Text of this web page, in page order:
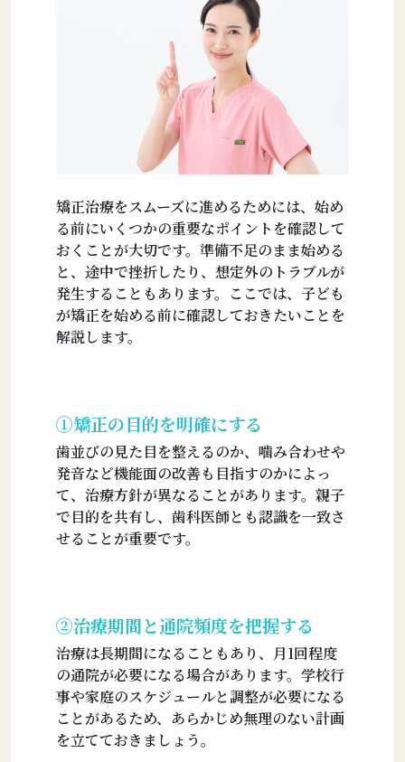
矯正治療をスムーズに進めるためには、始め
る前にいくつかの重要なポイントを確認して
おくことが大切です。準備不足のまま始める
と、途中で挫折したり、想定外のトラブルが
発生することもあります。ここでは、子ども
が矯正を始める前に確認しておきたいことを
解説します。
①矯正の目的を明確にする
歯並びの見た目を整えるのか、噛み合わせや
発音など機能面の改善も目指すのかによっ
て、治療方針が異なることがあります。親子
で目的を共有し、歯科医師とも認識を一致さ
せることが重要です。
②治療期間と通院頻度を把握する
治療は長期間になることもあり、月1回程度
の通院が必要になる場合があります。学校行
事や家庭のスケジュールと調整が必要になる
ことがあるため、あらかじめ無理のない計画
を立てておきましょう。